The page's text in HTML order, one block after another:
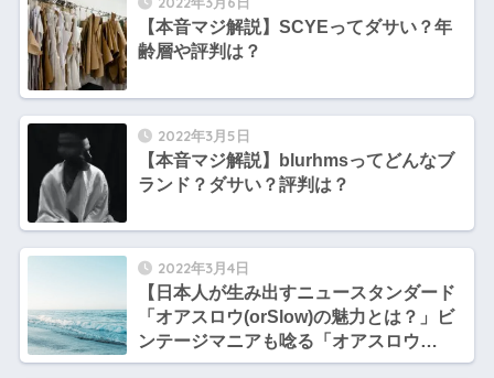
【本音マジ解説】SCYEってダサい？年
齢層や評判は？
2022年3月5日
【本音マジ解説】blurhmsってどんなブ
ランド？ダサい？評判は？
2022年3月4日
【日本人が生み出すニュースタンダード
「オアスロウ(orSlow)の魅力とは？」ビ
ンテージマニアも唸る「オアスロウ
（orSlow）」の魅力、特徴、オススメア